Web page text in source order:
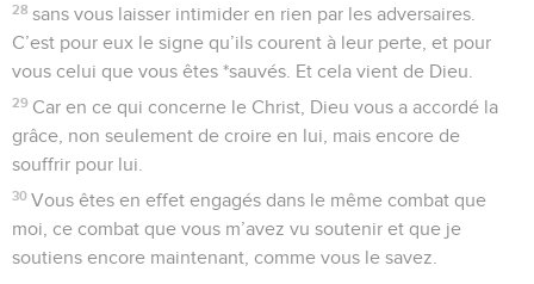
28 sans vous laisser intimider en rien par les adversaires.
C’est pour eux le signe qu’ils courent à leur perte, et pour
vous celui que vous êtes *sauvés. Et cela vient de Dieu.
29 Car en ce qui concerne le Christ, Dieu vous a accordé la
grâce, non seulement de croire en lui, mais encore de
souffrir pour lui.
30 Vous êtes en effet engagés dans le même combat que
moi, ce combat que vous m’avez vu soutenir et que je
soutiens encore maintenant, comme vous le savez.